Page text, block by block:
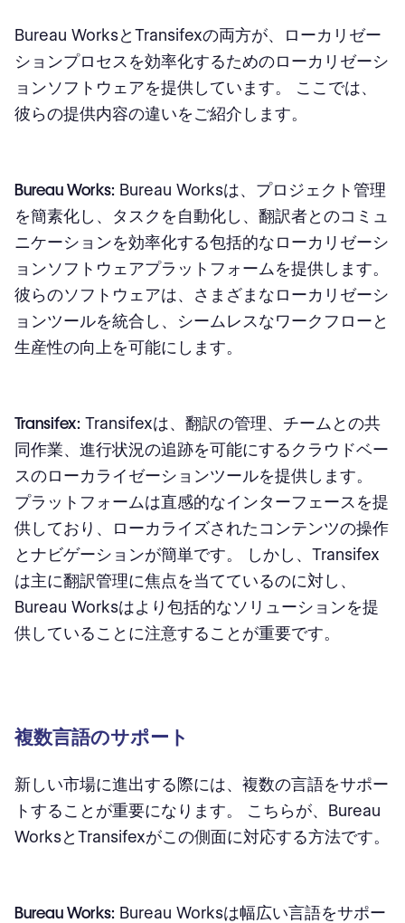
Bureau WorksとTransifexの両方が、ローカリゼー
ションプロセスを効率化するためのローカリゼーシ
ョンソフトウェアを提供しています。 ここでは、
彼らの提供内容の違いをご紹介します。
Bureau Works: Bureau Worksは、プロジェクト管理
を簡素化し、タスクを自動化し、翻訳者とのコミュ
ニケーションを効率化する包括的なローカリゼーシ
ョンソフトウェアプラットフォームを提供します。
彼らのソフトウェアは、さまざまなローカリゼーシ
ョンツールを統合し、シームレスなワークフローと
生産性の向上を可能にします。
Transifex: Transifexは、翻訳の管理、チームとの共
同作業、進行状況の追跡を可能にするクラウドベー
スのローカライゼーションツールを提供します。
プラットフォームは直感的なインターフェースを提
供しており、ローカライズされたコンテンツの操作
とナビゲーションが簡単です。 しかし、Transifex
は主に翻訳管理に焦点を当てているのに対し、
Bureau Worksはより包括的なソリューションを提
供していることに注意することが重要です。
複数言語のサポート
新しい市場に進出する際には、複数の言語をサポー
トすることが重要になります。 こちらが、Bureau
WorksとTransifexがこの側面に対応する方法です。
Bureau Works: Bureau Worksは幅広い言語をサポー